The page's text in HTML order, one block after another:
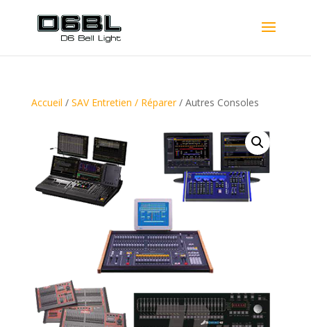
Accueil / SAV Entretien / Réparer/ Autres Consoles